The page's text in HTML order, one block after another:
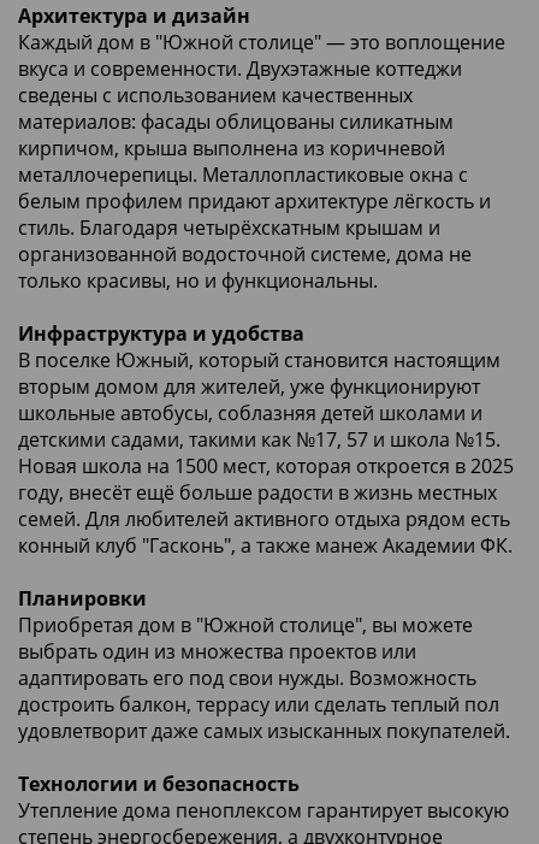
Архитектура и дизайн
Каждый дом в "Южной столице" — это воплощение
вкуса и современности. Двухэтажные коттеджи
сведены с использованием качественных
материалов: фасады облицованы силикатным
кирпичом, крыша выполнена из коричневой
металлочерепицы. Металлопластиковые окна с
белым профилем придают архитектуре лёгкость и
стиль. Благодаря четырёхскатным крышам и
организованной водосточной системе, дома не
только красивы, но и функциональны.
Инфраструктура и удобства
В поселке Южный, который становится настоящим
вторым домом для жителей, уже функционируют
школьные автобусы, соблазняя детей школами и
детскими садами, такими как №17, 57 и школа №15.
Новая школа на 1500 мест, которая откроется в 2025
году, внесёт ещё больше радости в жизнь местных
семей. Для любителей активного отдыха рядом есть
конный клуб "Гасконь", а также манеж Академии ФК.
Планировки
Приобретая дом в "Южной столице", вы можете
выбрать один из множества проектов или
адаптировать его под свои нужды. Возможность
достроить балкон, террасу или сделать теплый пол
удовлетворит даже самых изысканных покупателей.
Технологии и безопасность
Утепление дома пеноплексом гарантирует высокую
степень энергосбережения, а двухконтурное